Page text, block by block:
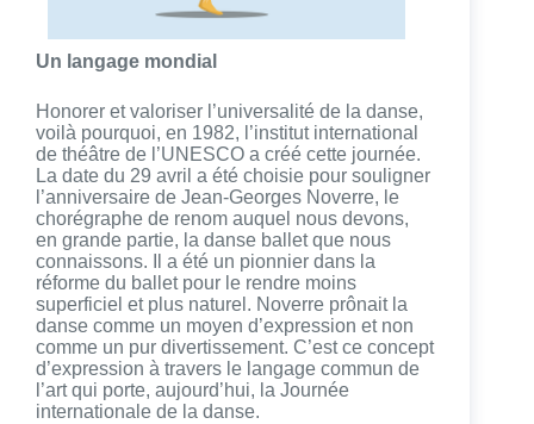
Un langage mondial
Honorer et valoriser l’universalité de la danse,
voilà pourquoi, en 1982, l’institut international
de théâtre de l’UNESCO a créé cette journée.
La date du 29 avril a été choisie pour souligner
l’anniversaire de Jean-Georges Noverre, le
chorégraphe de renom auquel nous devons,
en grande partie, la danse ballet que nous
connaissons. Il a été un pionnier dans la
réforme du ballet pour le rendre moins
superficiel et plus naturel. Noverre prônait la
danse comme un moyen d’expression et non
comme un pur divertissement. C’est ce concept
d’expression à travers le langage commun de
l’art qui porte, aujourd’hui, la Journée
internationale de la danse.